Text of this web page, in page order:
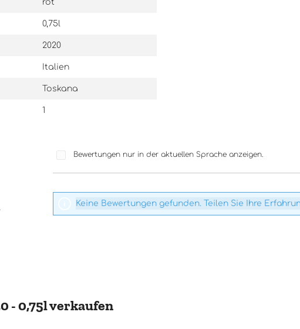
rot
0,75l
2020
Italien
Toskana
1
Bewertungen nur in der aktuellen Sprache anzeigen.
Keine Bewertungen gefunden. Teilen Sie Ihre
- 0,75l verkaufen